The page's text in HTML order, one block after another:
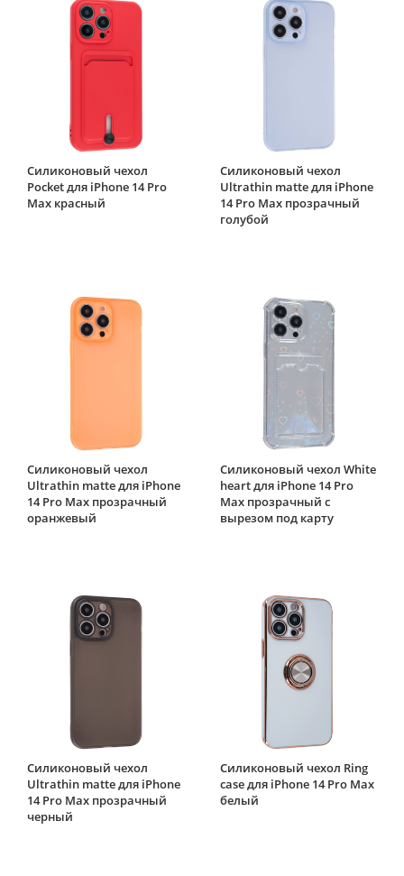
Силиконовый чехол
Pocket для iPhone 14 Pro
Max красный
Силиконовый чехол
Ultrathin matte для iPhone
14 Pro Max прозрачный
голубой
Силиконовый чехол
Ultrathin matte для iPhone
14 Pro Max прозрачный
оранжевый
Силиконовый чехол White
heart для iPhone 14 Pro
Max прозрачный с
вырезом под карту
Силиконовый чехол
Ultrathin matte для iPhone
14 Pro Max прозрачный
черный
Силиконовый чехол Ring
case для iPhone 14 Pro Max
белый